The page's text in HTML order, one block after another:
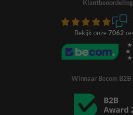
Bekijk onze 7062
Winnaar Becom B2B